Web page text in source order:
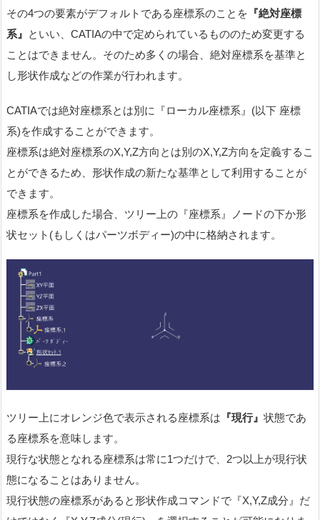
その4つの要素がデフォルトである座標系のことを 『絶対座標
系』 といい、CATIAの中で定められているもののため変更する
ことはできません。そのため多くの場合、絶対座標系を基準と
し形状作成などの作業が行われます。
CATIAでは絶対座標系とは別に『ローカル座標系』(以下 座標
系)を作成することができます。
座標系は絶対座標系のX,Y,Z方向とは別のX,Y,Z方向を定義するこ
とができるため、形状作成の新たな基準として利用することが
できます。
座標系を作成した場合、ツリー上の『座標系』ノードの下か形
状セット(もしくはパーツボディー)の中に格納されます。
ツリー上にオレンジ色で表示される座標系は 『現行』 状態であ
る座標系を意味します。
現行な状態となれる座標系は常に1つだけで、2つ以上が現行状
態になることはありません。
現行状態の座標系があると形状作成コマンドで『X,Y,Z成分』だ